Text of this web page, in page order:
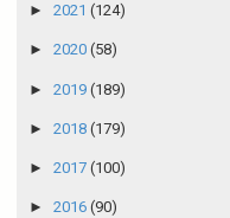
► 2021 (124)
► 2020 (58)
► 2019 (189)
► 2018 (179)
► 2017 (100)
► 2016 (90)